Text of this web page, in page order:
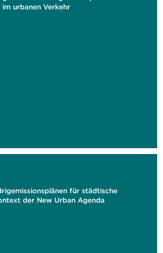
im urbanen Verkehr
für städtische
der New Urban Agenda